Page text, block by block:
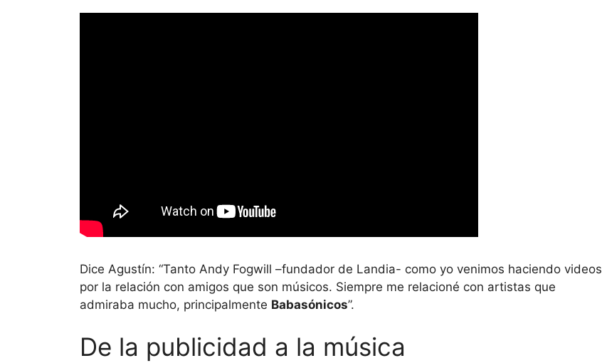
Dice Agustín: “Tanto Andy Fogwill –fundador de Landia- como yo venimos haciendo videos
por la relación con amigos que son músicos. Siempre me relacioné con artistas que
admiraba mucho, principalmente Babasónicos”.
De la publicidad a la música